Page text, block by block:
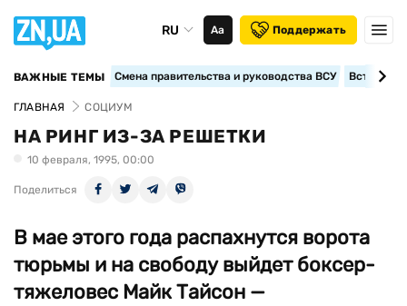
RU Аа Поддержать
ВАЖНЫЕ ТЕМЫ Смена правительства и руководства ВСУ
ГЛАВНАЯ СОЦИУМ
НА РИНГ ИЗ-ЗА РЕШЕТКИ
10 февраля, 1995, 00:00
Поделиться
В мае этого года распахнутся ворота
тюрьмы и на свободу выйдет боксер-
тяжеловес Майк Тайсон —